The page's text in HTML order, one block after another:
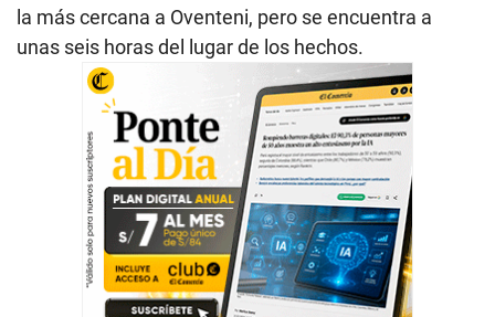
la más cercana a Oventeni, pero se encuentra a
unas seis horas del lugar de los hechos.